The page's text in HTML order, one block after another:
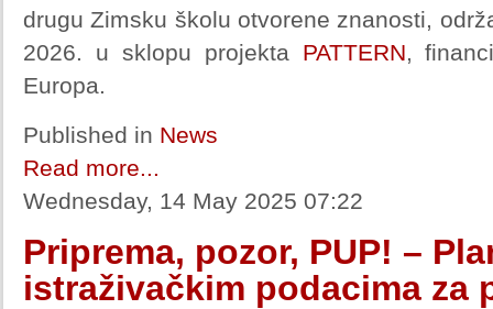
drugu Zimsku školu otvorene znanosti,
2026. u sklopu projekta PATTERN,
Europa.
Published in News
Read more...
Wednesday, 14 May 2025 07:22
Priprema, pozor, PUP! –
istraživačkim podacima za